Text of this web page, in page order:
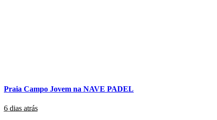
Praia Campo Jovem na NAVE PADEL
6 dias atrás